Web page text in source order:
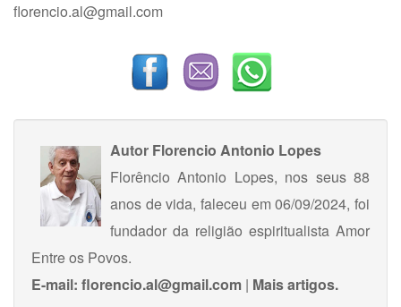
florencio.al@gmail.com
Autor Florencio Antonio Lopes
Florêncio Antonio Lopes, nos seus 88
anos de vida, faleceu em 06/09/2024, foi
fundador da religião espiritualista Amor
Entre os Povos.
E-mail: florencio.al@gmail.com | Mais artigos.